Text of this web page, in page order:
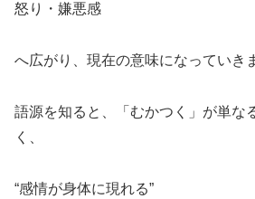
怒り・嫌悪感
へ広がり、現在の意味になっていき
語源を知ると、「むかつく」が単な
く、
“感情が身体に現れる”